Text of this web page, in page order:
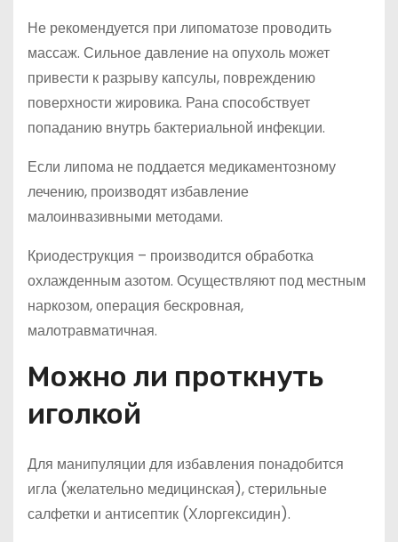
Не рекомендуется при липоматозе проводить
массаж. Сильное давление на опухоль может
привести к разрыву капсулы, повреждению
поверхности жировика. Рана способствует
попаданию внутрь бактериальной инфекции.
Если липома не поддается медикаментозному
лечению, производят избавление
малоинвазивными методами.
Криодеструкция – производится обработка
охлажденным азотом. Осуществляют под местным
наркозом, операция бескровная,
малотравматичная.
Можно ли проткнуть
иголкой
Для манипуляции для избавления понадобится
игла (желательно медицинская), стерильные
салфетки и антисептик (Хлоргексидин).